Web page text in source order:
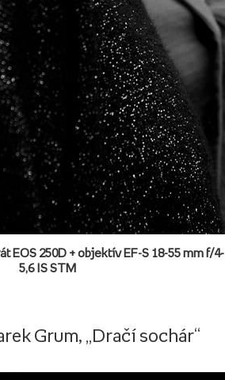
EOS 250D + objektív EF-S 18-55 mm f/4-
5,6 IS STM
Grum, „Dračí sochár“